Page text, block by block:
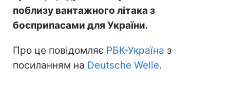
поблизу вантажного літака з
боєприпасами для України.
Про це повідомляє РБК-Україна з
посиланням на Deutsche Welle.